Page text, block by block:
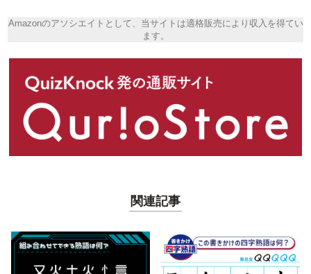
Amazonのアソシエイトとして、当サイトは適格販売により収入を得てい
ます。
関連記事